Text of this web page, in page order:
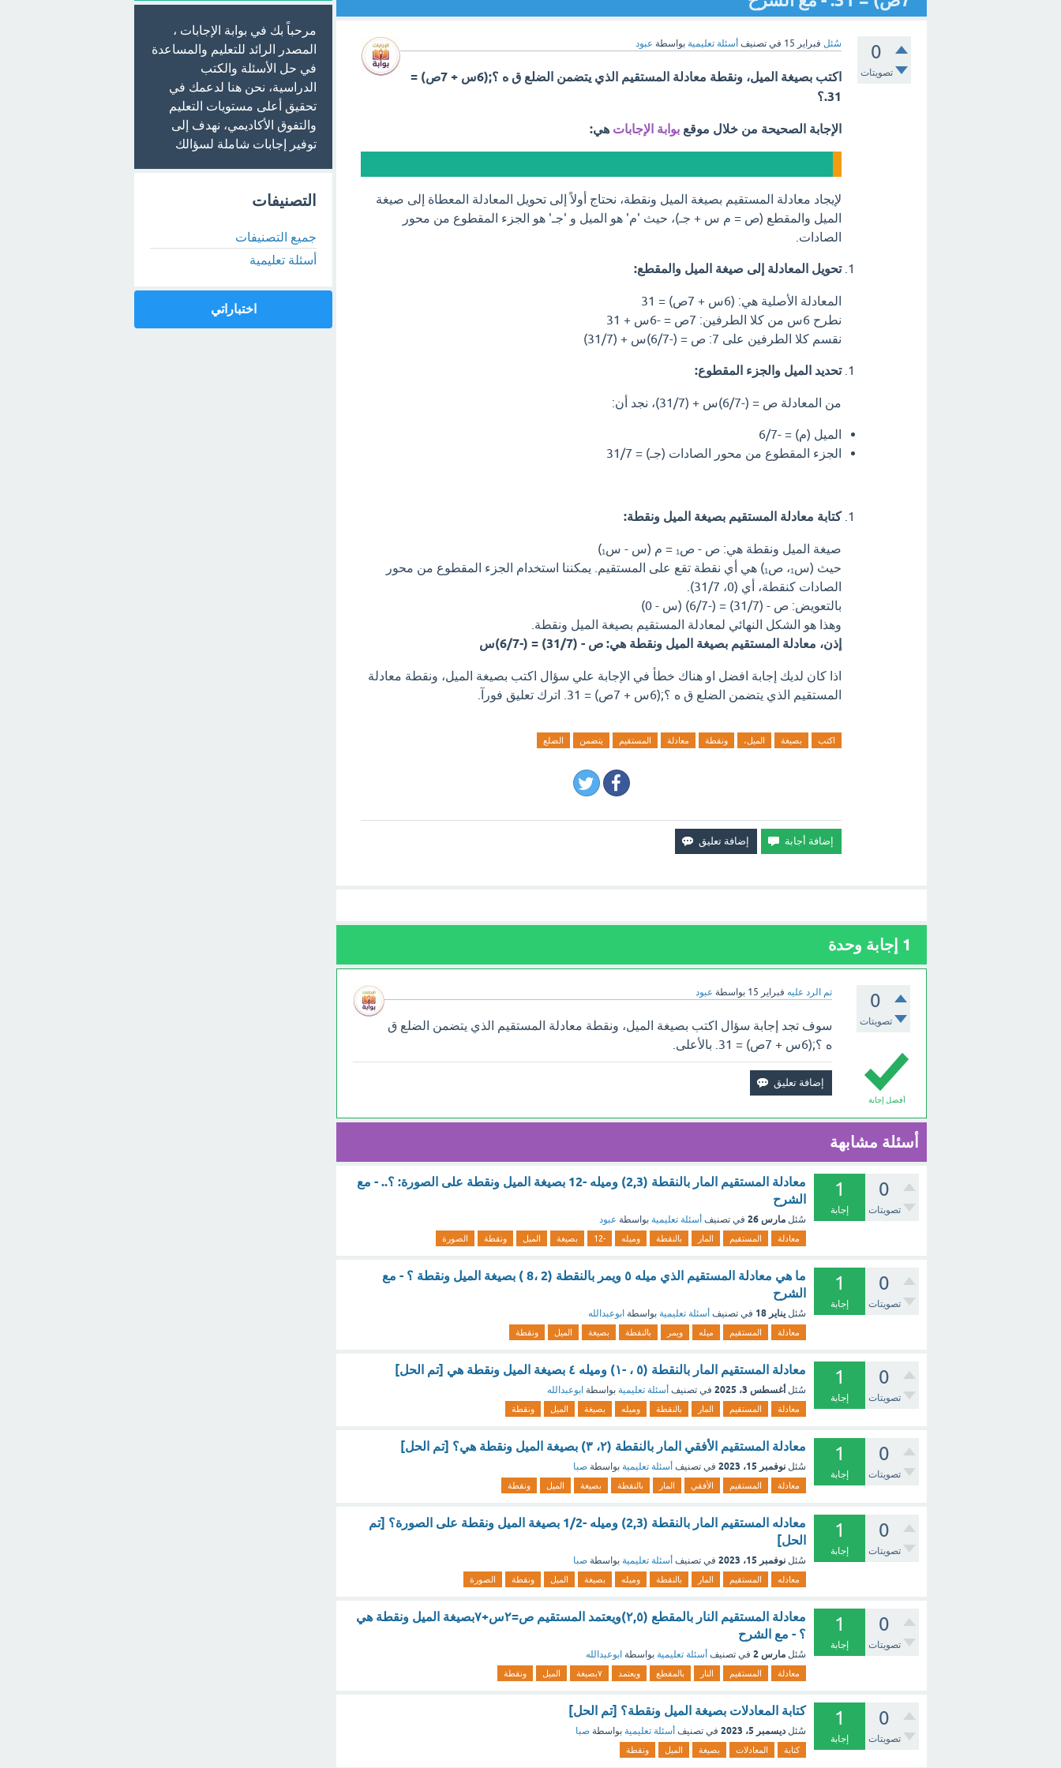
0
تصويتات
سُئل فبراير 15 في تصنيف أسئلة تعليمية بواسطة عبود
اكتب بصيغة الميل، ونقطة معادلة المستقيم الذي يتضمن الضلع ق ه ؟;(6س + 7ص) =
31.؟
الإجابة الصحيحة من خلال موقع بوابة الإجابات هي:
لإيجاد معادلة المستقيم بصيغة الميل ونقطة، نحتاج أولاً إلى تحويل المعادلة المعطاة إلى صيغة
الميل والمقطع (ص = م س + جـ)، حيث 'م' هو الميل و 'جـ' هو الجزء المقطوع من محور
الصادات.
تحويل المعادلة إلى صيغة الميل والمقطع:
المعادلة الأصلية هي: (6س + 7ص) = 31
نطرح 6س من كلا الطرفين: 7ص = -6س + 31
نقسم كلا الطرفين على 7: ص = (-6/7)س + (31/7)
تحديد الميل والجزء المقطوع:
من المعادلة ص = (-6/7)س + (31/7)، نجد أن:
الميل (م) = -6/7
الجزء المقطوع من محور الصادات (جـ) = 31/7
كتابة معادلة المستقيم بصيغة الميل ونقطة:
صيغة الميل ونقطة هي: ص - ص₁ = م (س - س₁)
حيث (س₁، ص₁) هي أي نقطة تقع على المستقيم. يمكننا استخدام الجزء المقطوع من محور
الصادات كنقطة، أي (0، 31/7).
بالتعويض: ص - (31/7) = (-6/7) (س - 0)
وهذا هو الشكل النهائي لمعادلة المستقيم بصيغة الميل ونقطة.
إذن، معادلة المستقيم بصيغة الميل ونقطة هي: ص - (31/7) = (-6/7)س
اذا كان لديك إجابة افضل او هناك خطأ في الإجابة علي سؤال اكتب بصيغة الميل، ونقطة معادلة
المستقيم الذي يتضمن الضلع ق ه ؟;(6س + 7ص) = 31. اترك تعليق فورآ.
اكتب بصيغة الميل، ونقطة معادلة المستقيم يتضمن الضلع
1 إجابة وحدة
0
تصويتات
تم الرد عليه فبراير 15 بواسطة عبود
أفضل إجابة
سوف تجد إجابة سؤال اكتب بصيغة الميل، ونقطة معادلة المستقيم الذي يتضمن الضلع ق
ه ؟;(6س + 7ص) = 31. بالأعلى.
أسئلة مشابهة
0
تصويتات
1
إجابة
معادلة المستقيم المار بالنقطة (2,3) وميله -12 بصيغة الميل ونقطة على الصورة: ؟.. - مع
الشرح
سُئل مارس 26 في تصنيف أسئلة تعليمية بواسطة عبود
معادلة المستقيم المار بالنقطة وميله -12 بصيغة الميل ونقطة الصورة
0
تصويتات
1
إجابة
ما هي معادلة المستقيم الذي ميله ٥ ويمر بالنقطة (2 ،8 ) بصيغة الميل ونقطة ؟ - مع
الشرح
سُئل يناير 18 في تصنيف أسئلة تعليمية بواسطة ابوعبدالله
معادلة المستقيم ميله ويمر بالنقطة بصيغة الميل ونقطة
0
تصويتات
1
إجابة
معادلة المستقيم المار بالنقطة (٥ ، -١) وميله ٤ بصيغة الميل ونقطة هي [تم الحل]
سُئل أغسطس 3، 2025 في تصنيف أسئلة تعليمية بواسطة ابوعبدالله
معادلة المستقيم المار بالنقطة وميله بصيغة الميل ونقطة
0
تصويتات
1
إجابة
معادلة المستقيم الأفقي المار بالنقطة (٢، ٣) بصيغة الميل ونقطة هي؟ [تم الحل]
سُئل نوفمبر 15، 2023 في تصنيف أسئلة تعليمية بواسطة صبا
معادلة المستقيم الأفقي المار بالنقطة بصيغة الميل ونقطة
0
تصويتات
1
إجابة
معادله المستقيم المار بالنقطة (2,3) وميله -1/2 بصيغة الميل ونقطة على الصورة؟ [تم
الحل]
سُئل نوفمبر 15، 2023 في تصنيف أسئلة تعليمية بواسطة صبا
معادله المستقيم المار بالنقطة وميله بصيغة الميل ونقطة الصورة
0
تصويتات
1
إجابة
معادلة المستقيم النار بالمقطع (٢,٥)ويعتمد المستقيم ص=٢س+٧بصيغة الميل ونقطة هي
؟ - مع الشرح
سُئل مارس 2 في تصنيف أسئلة تعليمية بواسطة ابوعبدالله
معادلة المستقيم النار بالمقطع ويعتمد ٧بصيغة الميل ونقطة
0
تصويتات
1
إجابة
كتابة المعادلات بصيغة الميل ونقطة؟ [تم الحل]
سُئل ديسمبر 5، 2023 في تصنيف أسئلة تعليمية بواسطة صبا
كتابة المعادلات بصيغة الميل ونقطة
مرحباً بك في بوابة الإجابات ،
المصدر الرائد للتعليم والمساعدة
في حل الأسئلة والكتب
الدراسية، نحن هنا لدعمك في
تحقيق أعلى مستويات التعليم
والتفوق الأكاديمي، نهدف إلى
توفير إجابات شاملة لسؤالك
التصنيفات
جميع التصنيفات
أسئلة تعليمية
اختباراتي